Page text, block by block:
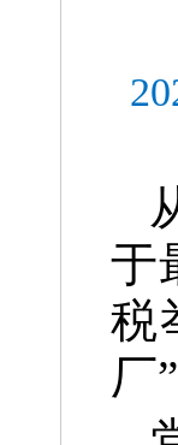
于
税
厂